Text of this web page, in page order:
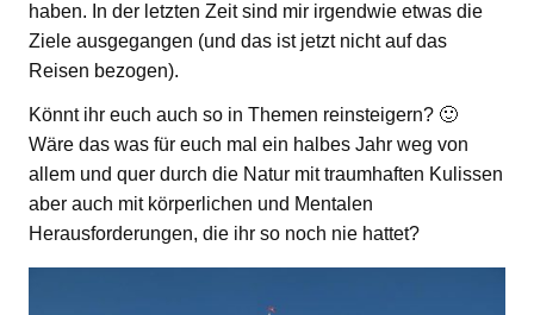
haben. In der letzten Zeit sind mir irgendwie etwas die
Ziele ausgegangen (und das ist jetzt nicht auf das
Reisen bezogen).
Könnt ihr euch auch so in Themen reinsteigern? 🙂
Wäre das was für euch mal ein halbes Jahr weg von
allem und quer durch die Natur mit traumhaften Kulissen
aber auch mit körperlichen und Mentalen
Herausforderungen, die ihr so noch nie hattet?